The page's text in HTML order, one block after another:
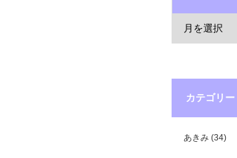
カテゴリー
あきみ (34)